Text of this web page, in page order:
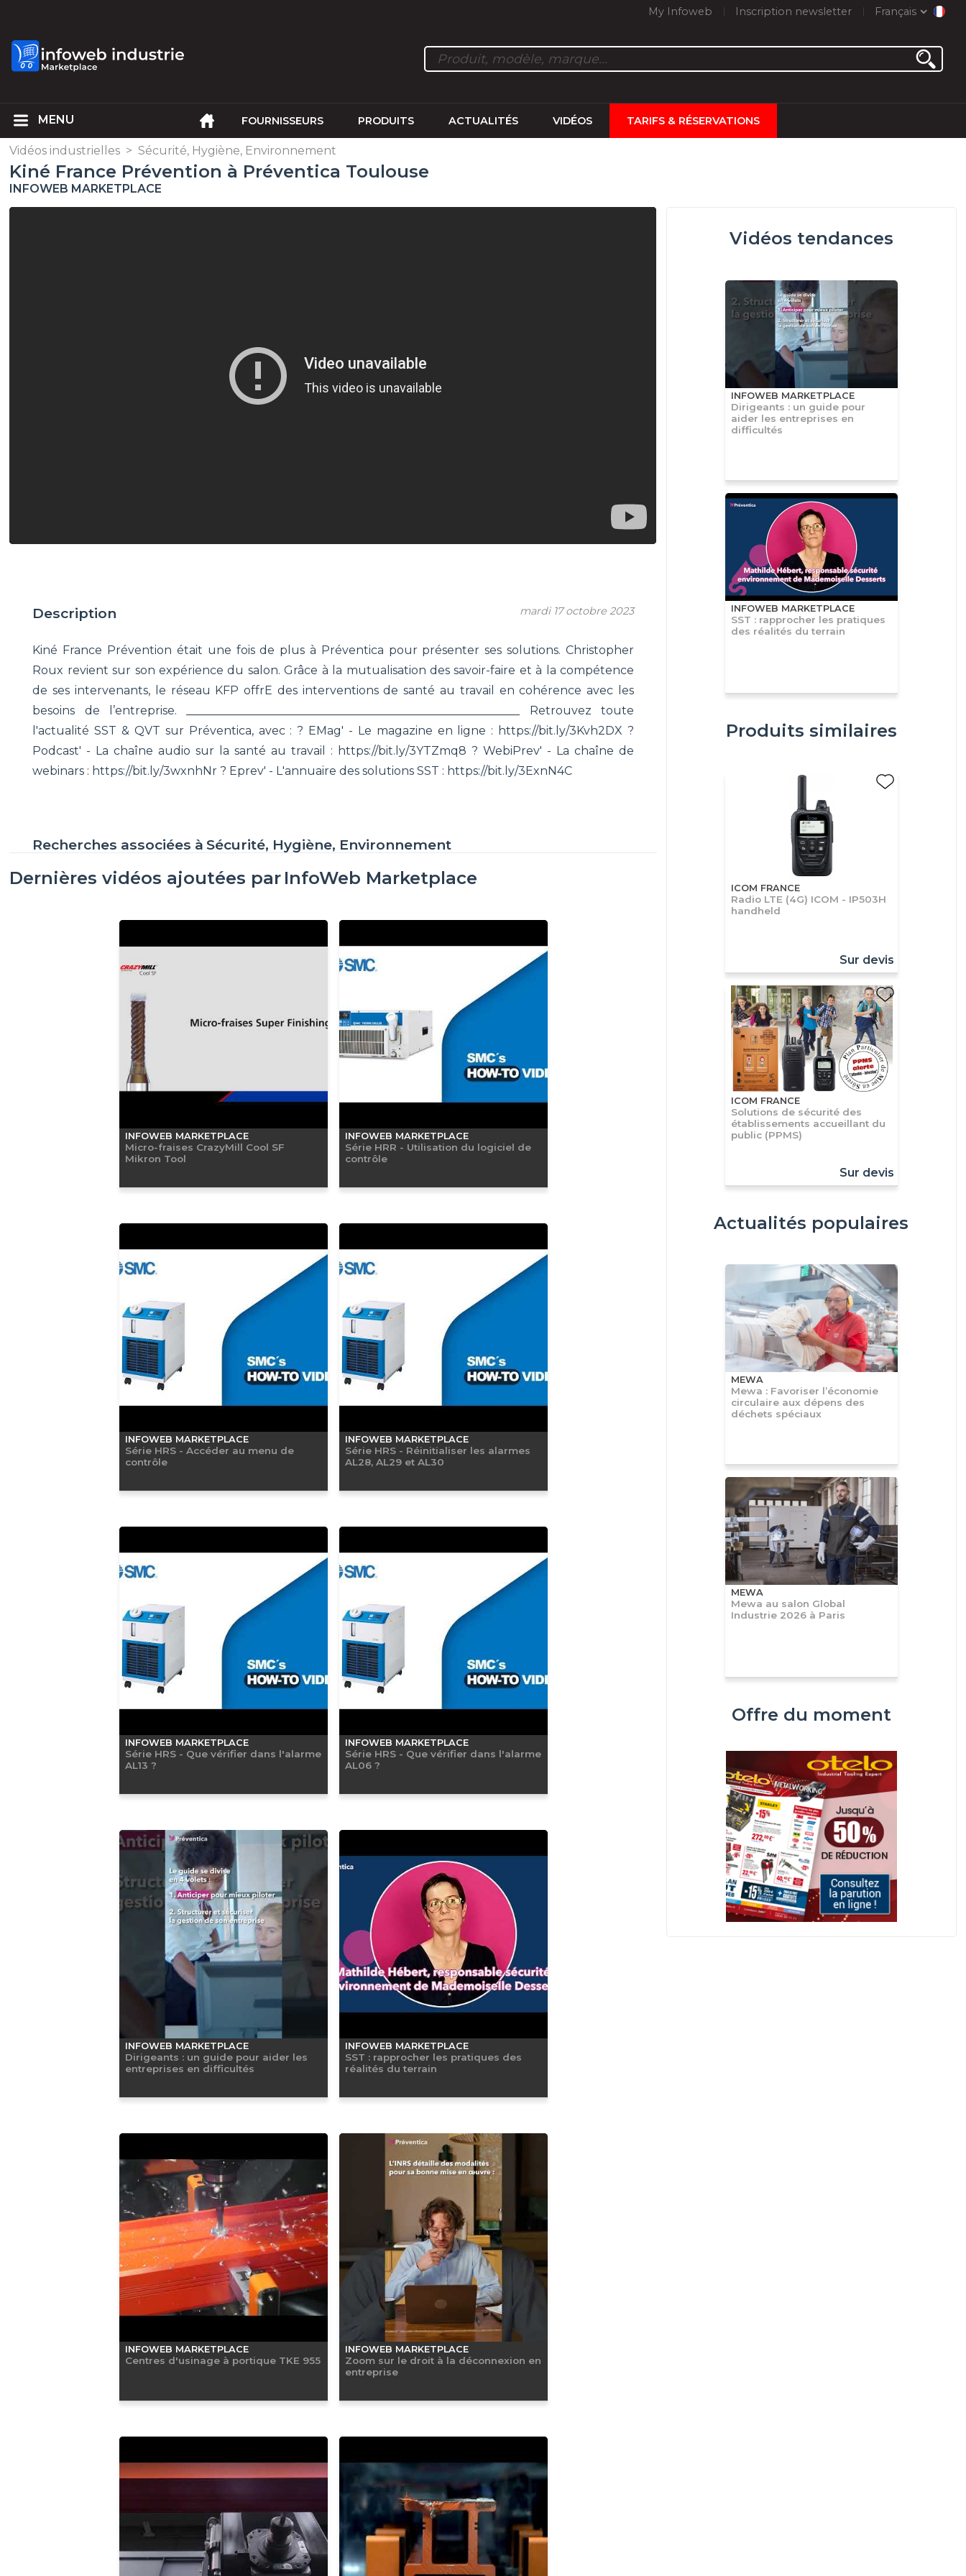
My Infoweb Inscription newsletter Français
FOURNISSEURS PRODUITS ACTUALITÉS VIDÉOS TARIFS & RÉSERVATIONS
Vidéos industrielles > Sécurité, Hygiène, Environnement
Kiné France Prévention à Préventica Toulouse
INFOWEB MARKETPLACE
mardi 17 octobre 2023
Description
Kiné France Prévention était une fois de plus à Préventica pour présenter ses solutions. Christopher
Roux revient sur son expérience du salon. Grâce à la mutualisation des savoir-faire et à la compétence
de ses intervenants, le réseau KFP offrE des interventions de santé au travail en cohérence avec les
besoins de l’entreprise. __________________________________________________________ Retrouvez toute
l'actualité SST & QVT sur Préventica, avec : ? EMag' - Le magazine en ligne : https://bit.ly/3Kvh2DX ?
Podcast' - La chaîne audio sur la santé au travail : https://bit.ly/3YTZmq8 ? WebiPrev' - La chaîne de
webinars : https://bit.ly/3wxnhNr ? Eprev' - L'annuaire des solutions SST : https://bit.ly/3ExnN4C
Recherches associées à Sécurité, Hygiène, Environnement
Dernières vidéos ajoutées par InfoWeb Marketplace
INFOWEB MARKETPLACE
Micro-fraises CrazyMill Cool SF
Mikron Tool
INFOWEB MARKETPLACE
Série HRR - Utilisation du logiciel de
contrôle
INFOWEB MARKETPLACE
Série HRS - Accéder au menu de
contrôle
INFOWEB MARKETPLACE
Série HRS - Réinitialiser les alarmes
AL28, AL29 et AL30
INFOWEB MARKETPLACE
Série HRS - Que vérifier dans l'alarme
AL13 ?
INFOWEB MARKETPLACE
Série HRS - Que vérifier dans l'alarme
AL06 ?
INFOWEB MARKETPLACE
Dirigeants : un guide pour aider les
entreprises en difficultés
INFOWEB MARKETPLACE
SST : rapprocher les pratiques des
réalités du terrain
INFOWEB MARKETPLACE
Centres d'usinage à portique TKE 955
INFOWEB MARKETPLACE
Zoom sur le droit à la déconnexion en
entreprise
Vidéos tendances
INFOWEB MARKETPLACE
Dirigeants : un guide pour
aider les entreprises en
difficultés
INFOWEB MARKETPLACE
SST : rapprocher les pratiques
des réalités du terrain
Produits similaires
ICOM FRANCE
Radio LTE (4G) ICOM - IP503H
handheld
Sur devis
ICOM FRANCE
Solutions de sécurité des
établissements accueillant du
public (PPMS)
Sur devis
Actualités populaires
MEWA
Mewa : Favoriser l’économie
circulaire aux dépens des
déchets spéciaux
MEWA
Mewa au salon Global
Industrie 2026 à Paris
Offre du moment